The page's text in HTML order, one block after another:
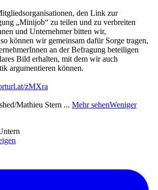
den Link zur
„Minijob“ zu teilen und zu verbreiten
und Unternehmer bitten wir,
können wir gemeinsam dafür Sorge tragen,
an der Befragung beteiligen
Bild erhalten, mit dem wir auch
argumentieren können.
zMXra
Mathieu Stern ... Mehr sehenWeniger